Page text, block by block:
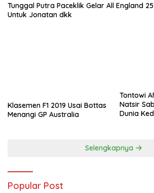
Tunggal Putra Paceklik Gelar All England
Untuk Jonatan dkk
Klasemen F1 2019 Usai Bottas
Menangi GP Australia
Tontowi
Natsir
Dunia
Selengkapnya
Popular Post